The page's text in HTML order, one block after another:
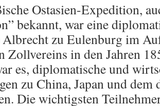
Ostasien-Expedition,
bekannt, war eine
zu Eulenburg im
Zollvereins in den Jahren
es, diplomatische und
zu China, Japan und dem
Die wichtigsten